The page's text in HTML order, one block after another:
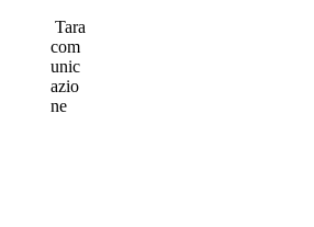
Tara
com
unic
azio
ne